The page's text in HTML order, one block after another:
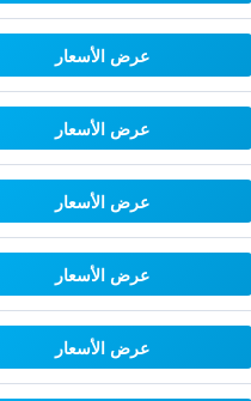
عرض الأسعار
عرض الأسعار
عرض الأسعار
عرض الأسعار
عرض الأسعار